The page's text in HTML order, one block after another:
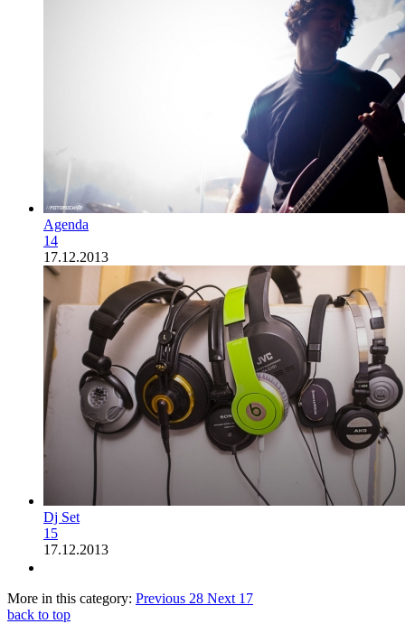
Agenda
14
17.12.2013
Dj Set
15
17.12.2013
More in this category: Previous 28 Next 17
back to top